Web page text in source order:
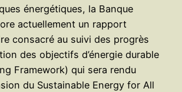
énergétiques, la Banque
actuellement un rapport
consacré au suivi des progrès
des objectifs d’énergie durable
Framework) qui sera rendu
du Sustainable Energy for All